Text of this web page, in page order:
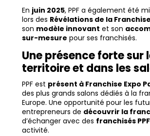
En juin 2025, PPF a également été
lors des Révélations de la Franchise
son modèle innovant et son
sur-mesure pour ses franchisés.
Une présence forte sur
territoire et dans les
PPF est présent à Franchise Expo
des plus grands salons dédiés à la
Europe. Une opportunité pour les
entrepreneurs de découvrir la
d’échanger avec des franchisés PPF
activité.